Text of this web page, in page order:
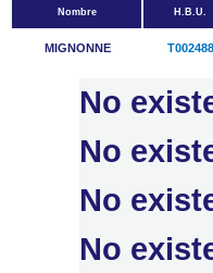
Nombre H.B.U.
MIGNONNE T002488
No
No
No
No